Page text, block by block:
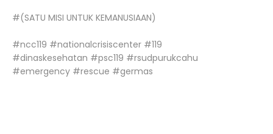
#(SATU MISI UNTUK KEMANUSIAAN)
#ncc119 #nationalcrisiscenter #119
#dinaskesehatan #psc119 #rsudpurukcahu
#emergency #rescue #germas